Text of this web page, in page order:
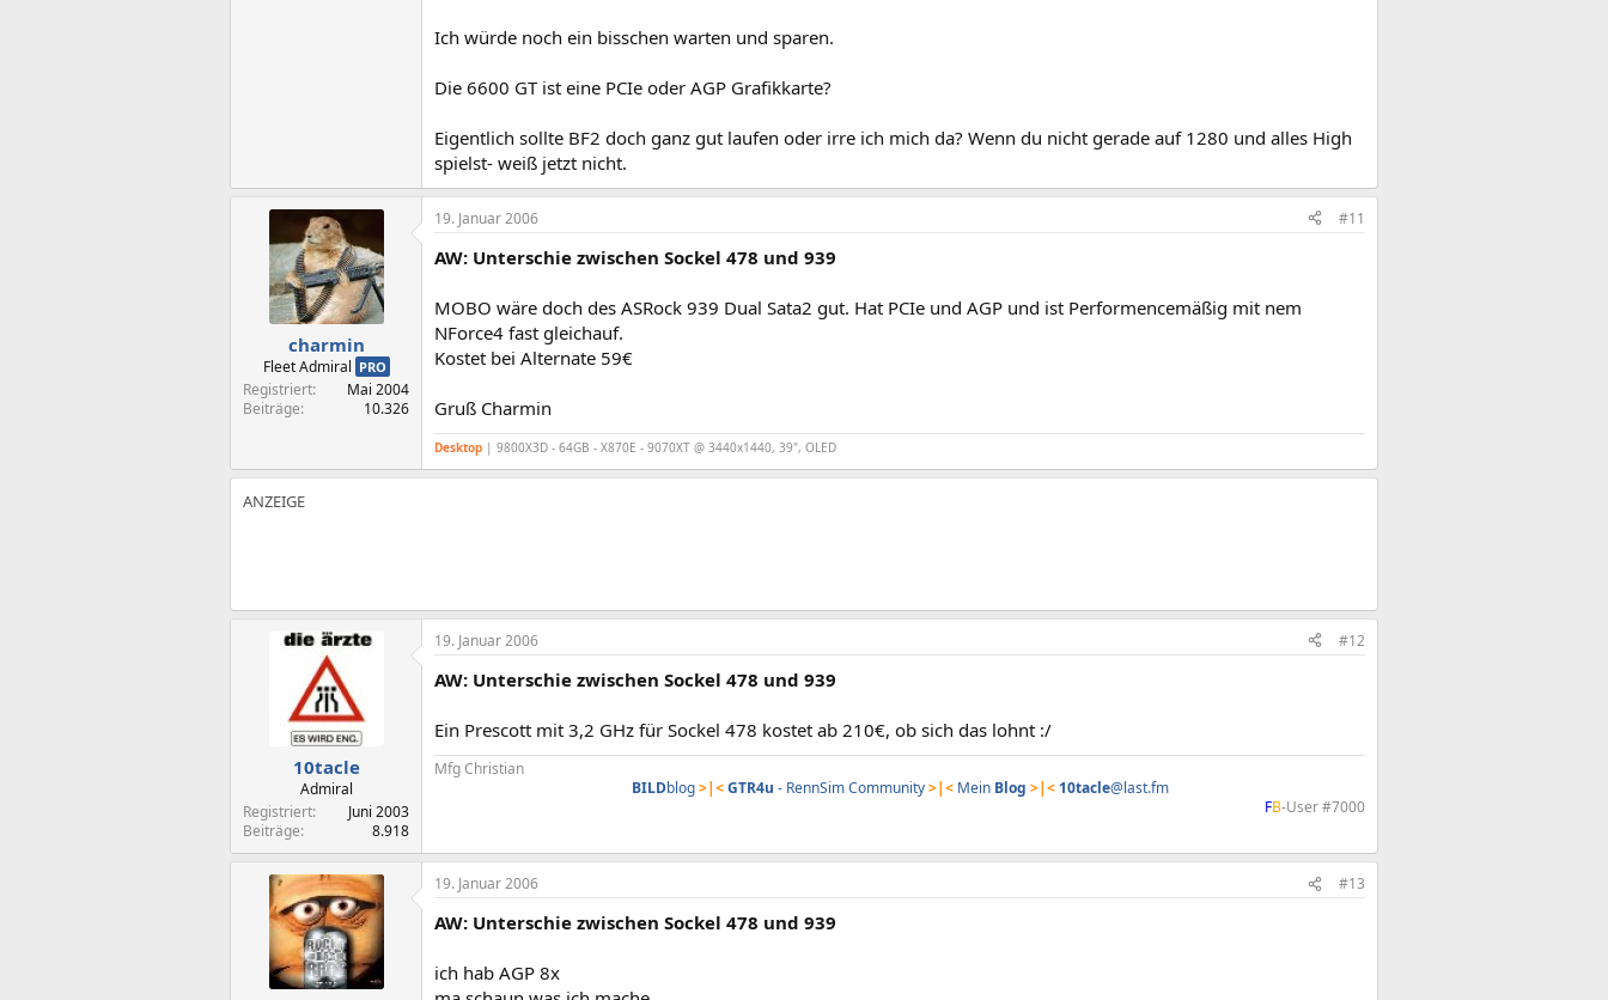
Ich würde noch ein bisschen warten und sparen.
Die 6600 GT ist eine PCIe oder AGP Grafikkarte?
Eigentlich sollte BF2 doch ganz gut laufen oder irre ich mich da? Wenn du nicht gerade auf 1280 und alles High
spielst- weiß jetzt nicht.
charmin
Fleet Admiral PRO
Registriert
Mai 2004
Beiträge
10.326
19. Januar 2006 #11
AW: Unterschie zwischen Sockel 478 und 939
MOBO wäre doch des ASRock 939 Dual Sata2 gut. Hat PCIe und AGP und ist Performencemäßig mit nem
NForce4 fast gleichauf.
Kostet bei Alternate 59€
Gruß Charmin
Desktop | 9800X3D - 64GB - X870E - 9070XT @ 3440x1440, 39", OLED
10tacle
Admiral
Registriert
Juni 2003
Beiträge
8.918
19. Januar 2006 #12
AW: Unterschie zwischen Sockel 478 und 939
Ein Prescott mit 3,2 GHz für Sockel 478 kostet ab 210€, ob sich das lohnt :/
Mfg Christian
BILDblog >|< GTR4u - RennSim Community >|< Mein Blog >|< 10tacle@last.fm
FB-User #7000​
19. Januar 2006 #13
AW: Unterschie zwischen Sockel 478 und 939
ich hab AGP 8x